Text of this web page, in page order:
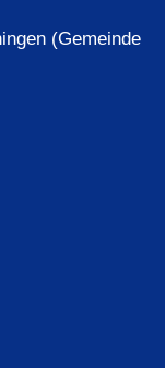
(Gemeinde